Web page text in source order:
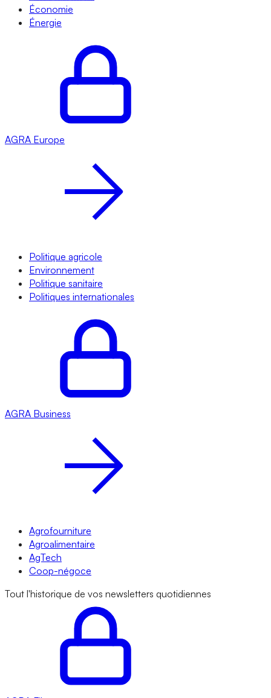
Économie
Énergie
AGRA Europe
Politique agricole
Environnement
Politique sanitaire
Politiques internationales
AGRA Business
Agrofourniture
Agroalimentaire
AgTech
Coop-négoce
Tout l'historique de vos newsletters quotidiennes